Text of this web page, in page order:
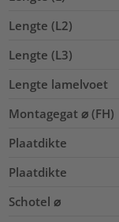
Lengte (L2)
Lengte (L3)
Lengte lamelvoet
Montagegat ⌀ (FH)
Plaatdikte
Plaatdikte
Schotel ⌀